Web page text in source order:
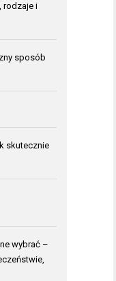
rodzaje i
sposób
skutecznie
wybrać –